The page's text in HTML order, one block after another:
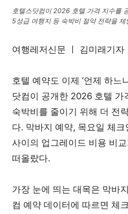
호텔스닷컴이 2026 호텔 가격 지수를
5성급 여행지 등 숙박비 절약 전략을 제
여행레저신문 ㅣ 김미래기자
호텔 예약도 이제 ‘언제 하느
닷컴이 공개한 2026 호텔 가
숙박비를 줄이기 위해 더 전
다. 막바지 예약, 목요일 체
사이의 업그레이드 비용 비
떠올랐다.
가장 눈에 띄는 대목은 막바
컴 예약 데이터에 따르면 체